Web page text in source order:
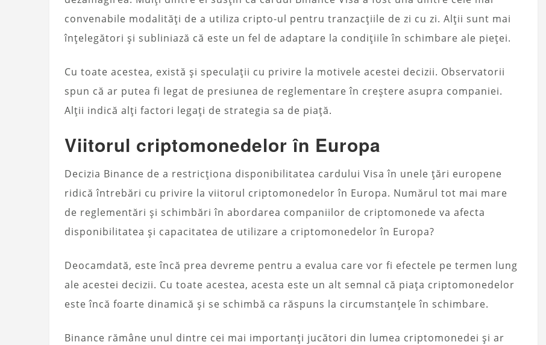
convenabile modalități de a utiliza cripto-ul pentru tranzacțiile de zi cu zi. Alții sunt mai
înțelegători și subliniază că este un fel de adaptare la condițiile în schimbare ale pieței.
Cu toate acestea, există și speculații cu privire la motivele acestei decizii. Observatorii
spun că ar putea fi legat de presiunea de reglementare în creștere asupra companiei.
Alții indică alți factori legați de strategia sa de piață.
Viitorul criptomonedelor în Europa
Decizia Binance de a restricționa disponibilitatea cardului Visa în unele țări europene
ridică întrebări cu privire la viitorul criptomonedelor în Europa. Numărul tot mai mare
de reglementări și schimbări în abordarea companiilor de criptomonede va afecta
disponibilitatea și capacitatea de utilizare a criptomonedelor în Europa?
Deocamdată, este încă prea devreme pentru a evalua care vor fi efectele pe termen lung
ale acestei decizii. Cu toate acestea, acesta este un alt semnal că piața criptomonedelor
este încă foarte dinamică și se schimbă ca răspuns la circumstanțele în schimbare.
Binance rămâne unul dintre cei mai importanți jucători din lumea criptomonedei și ar